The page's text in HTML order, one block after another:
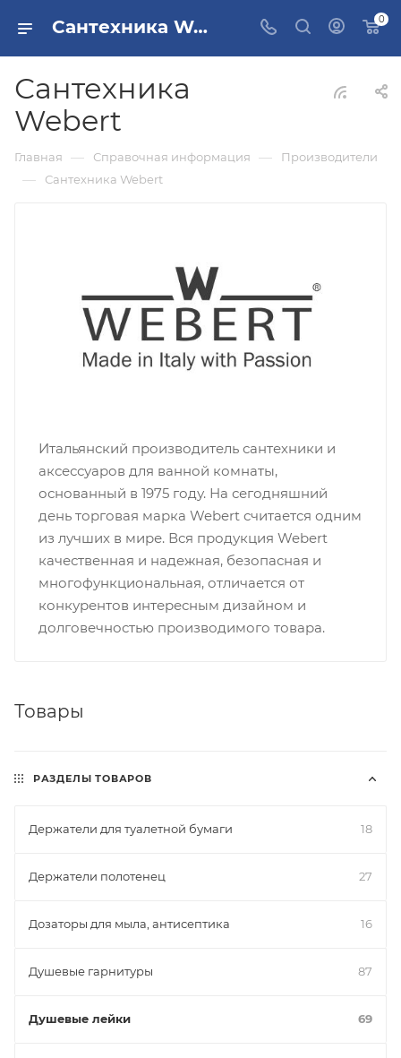
Сантехника Webert 0
Сантехника
Webert
Главная — Справочная информация — Производители
— Сантехника Webert
Итальянский производитель сантехники и
аксессуаров для ванной комнаты,
основанный в 1975 году. На сегодняшний
день торговая марка Webert считается одним
из лучших в мире. Вся продукция Webert
качественная и надежная, безопасная и
многофункциональная, отличается от
конкурентов интересным дизайном и
долговечностью производимого товара.
Товары
РАЗДЕЛЫ ТОВАРОВ
Держатели для туалетной бумаги 18
Держатели полотенец 27
Дозаторы для мыла, антисептика 16
Душевые гарнитуры 87
Душевые лейки 69